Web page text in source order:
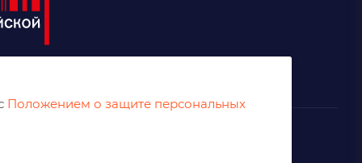
Положением о защите персональных